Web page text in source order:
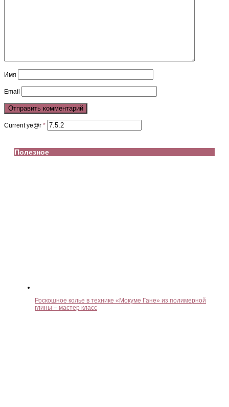
Имя
Email
Current ye@r *
Полезное
Роскошное колье в технике «Мокуме Гане» из полимерной
глины – мастер класс